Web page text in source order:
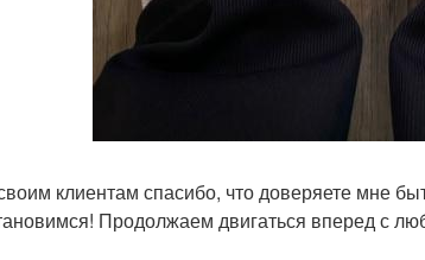
клиентам спасибо, что доверяете мне
Продолжаем двигаться вперед с